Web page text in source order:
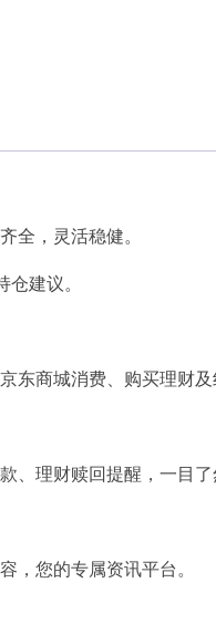
全，灵活稳健。
仓建议。
东商城消费、购买理财及
、理财赎回提醒，一目了
，您的专属资讯平台。